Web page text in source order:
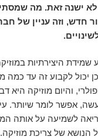
ישנה זאת. מה
חדש, וזה עניין של
היצירתיות
יכול לקבוע זה עד כמה
והיום מוזיקה היא
אפשר לומר שיותר.
לשמיעה על אותה
הנושא של צריכת